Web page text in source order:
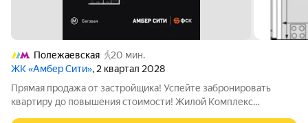
Полежаевская
20 мин.
ЖК «Амбер Сити», 2 квартал 2028
Прямая продажа от застройщика! Успейте забронировать
квартиру до повышения стоимости! Жилой Комплекс